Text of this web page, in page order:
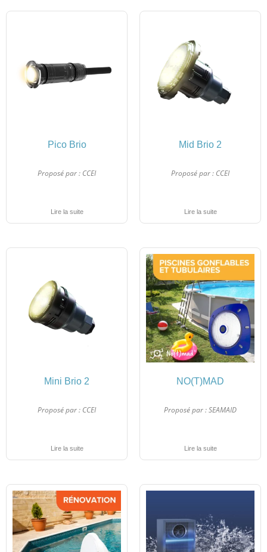
Pico Brio
Proposé par : CCEI
Lire la suite
Mid Brio 2
Proposé par : CCEI
Lire la suite
Mini Brio 2
Proposé par : CCEI
Lire la suite
NO(T)MAD
Proposé par :SEAMAID
Lire la suite